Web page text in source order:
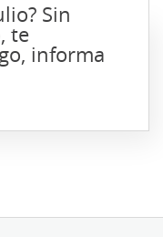
Sin
te
informa